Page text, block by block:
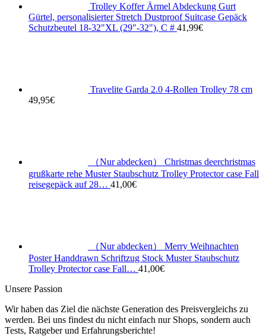
Trolley Koffer Ärmel Abdeckung Gurt
Gürtel, personalisierter Stretch Dustproof Suitcase Gepäck
Schutzbeutel 18-32"XL (29"-32"), C # 41,99€
Travelite Garda 2.0 4-Rollen Trolley 78 cm
49,95€
（Nur abdecken） Christmas deerchristmas
grußkarte rehe Muster Staubschutz Trolley Protector case Fall
reisegepäck auf 28… 41,00€
（Nur abdecken） Merry Weihnachten
Poster Handdrawn Schriftzug Stock Muster Staubschutz
Trolley Protector case Fall… 41,00€
Unsere Passion
Wir haben das Ziel die nächste Generation des Preisvergleichs zu
werden. Bei uns findest du nicht einfach nur Shops, sondern auch
Tests, Ratgeber und Erfahrungsberichte!